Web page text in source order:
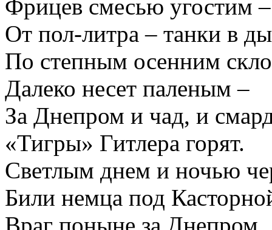
Фрицев смесью угостим –
От пол-литра – танки в
По степным осенним
Далеко несет паленым –
За Днепром и чад, и
«Тигры» Гитлера горят.
Светлым днем и ночью
Били немца под
Враг поныне за Днепром